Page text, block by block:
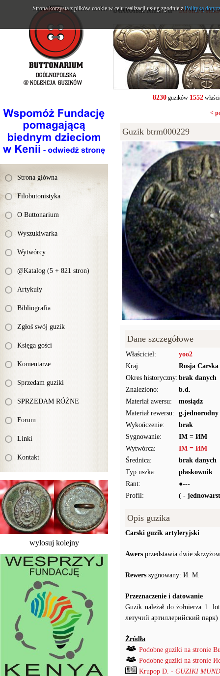
Strona główna
Filobutonistyka
O Buttonarium
Wyszukiwarka
Wytwórcy
@Katalog (5 + 821 stron)
Artykuły
Bibliografia
Zgłoś swój guzik
Księga gości
Komentarze
Sprzedam guziki
SPRZEDAM RÓŻNE
Forum
Linki
Kontakt
wylosuj kolejny
buttonarium.eu- Strona
8230guzików 1552
<
Guzik btrm000229
Dane szczegółowe
Właściciel:
yoo2
Kraj:
Rosja Carska
Okres historyczny: brak danych
Znaleziono:
b.d.
Materiał awersu:
mosiądz
Materiał rewersu:
g.jednorodny
Wykończenie:
brak
Sygnowanie:
IM = ИМ
Wytwórca:
IM = ИМ
Średnica:
brak danych
Typ uszka:
płaskownik
Rant:
●---
Profil:
( -
Opis guzika
Carski guzik artyleryjski
Awers przedstawia dwie
Rewers sygnowany: И. М.
Przeznaczenie i datowanie
Guzik należał do żołnierza 1.
летучий артиллерийский
Źródła
Podobne guziki na stronie
Podobne guziki na stronie
Krupop D. - GUZIKI
Strona korzysta z plików cookie w celu realizacji usług zgodnie zPolityką